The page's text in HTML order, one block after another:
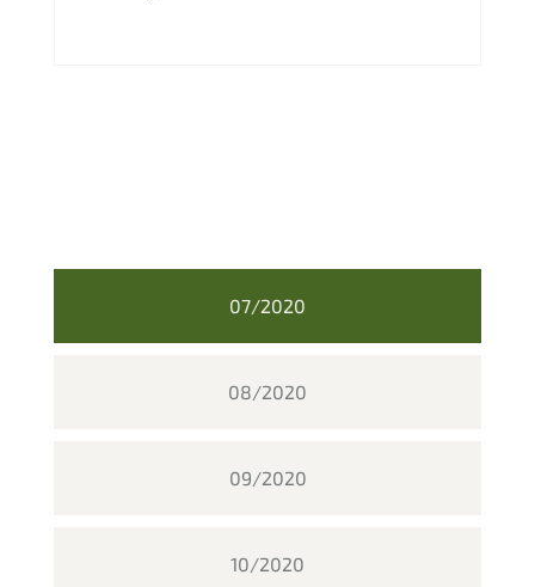
07/2020
08/2020
09/2020
10/2020